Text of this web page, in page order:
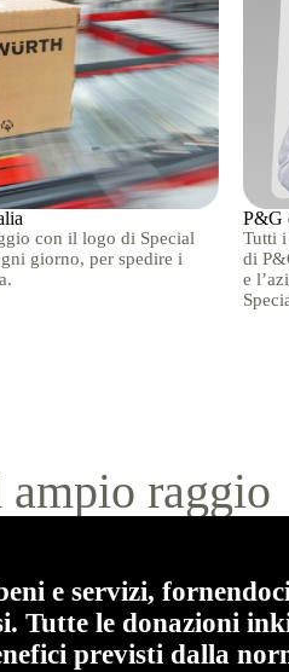
con il logo di Special
giorno, per spedire i
P&G
Tutti i
di
e
ampio raggio
e servizi,
Tutte le donazioni
previsti dalla